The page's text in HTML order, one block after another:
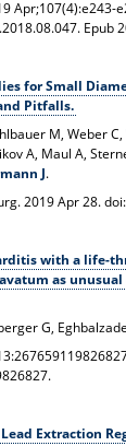
Apr;107(4):e243-
Epub
for Small
Pitfalls.
M, Weber C,
A, Maul A,
J.
. 2019 Apr 28.
with a life-
as
G,
Extraction